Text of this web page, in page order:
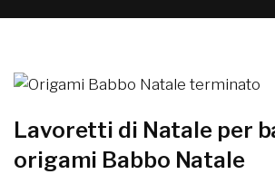
Lavoretti di Natale per
origami Babbo Natale